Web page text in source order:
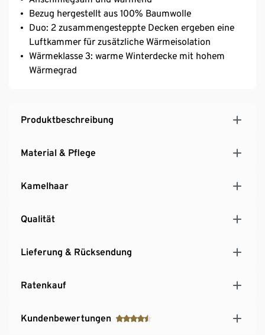
Bezug hergestellt aus 100% Baumwolle
Duo: 2 zusammengesteppte Decken ergeben eine
Luftkammer für zusätzliche Wärmeisolation
Wärmeklasse 3: warme Winterdecke mit hohem
Wärmegrad
Produktbeschreibung
Material & Pflege
Kamelhaar
Qualität
Lieferung & Rücksendung
Ratenkauf
Kundenbewertungen